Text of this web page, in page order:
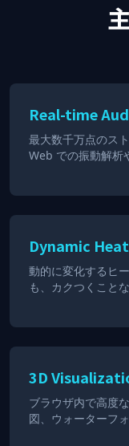
Real-time
最大数千万点のス
Web での振動解析
Dynamic
動的に変化するヒ
も、カクつくこと
3D
ブラウザ内で高度
図、ウォーターフ